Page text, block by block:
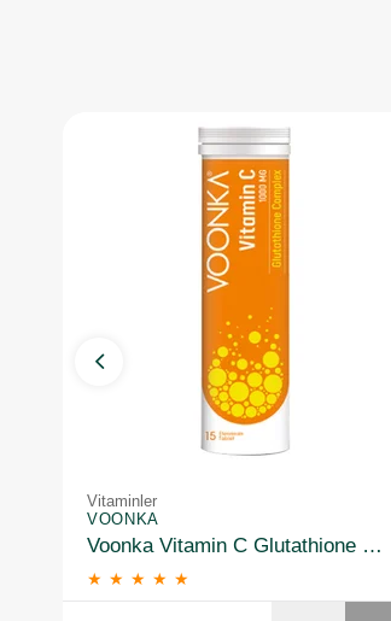
Vitaminler
VOONKA
Voonka Vitamin C Glutathione Complex Efervesan 15 Tablet
★ ★ ★ ★ ★